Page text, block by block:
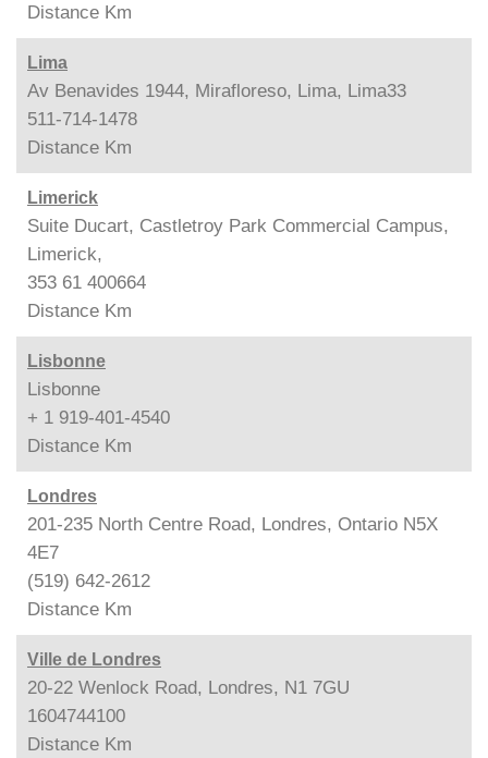
Distance Km
Lima
Av Benavides 1944, Mirafloreso, Lima, Lima33
511-714-1478
Distance Km
Limerick
Suite Ducart, Castletroy Park Commercial Campus,
Limerick,
353 61 400664
Distance Km
Lisbonne
Lisbonne
+ 1 919-401-4540
Distance Km
Londres
201-235 North Centre Road, Londres, Ontario N5X
4E7
(519) 642-2612
Distance Km
Ville de Londres
20-22 Wenlock Road, Londres, N1 7GU
1604744100
Distance Km